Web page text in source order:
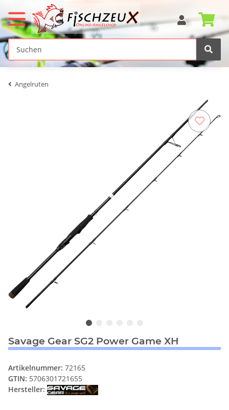
Angelruten
Savage Gear SG2 Power Game XH
Artikelnummer: 72165
GTIN: 5706301721655
Hersteller: